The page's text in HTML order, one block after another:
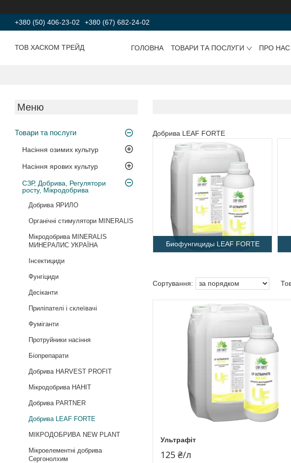
+380 (50) 406-23-02 +380 (67) 682-24-02
ТОВ ХАСКОМ ТРЕЙД ГОЛОВНА ТОВАРИ ТА ПОСЛУГИ ПРО НАС
Товари та послуги
Насіння озимих культур
Насіння ярових культур
СЗР, Добрива, Регулятори
росту, Мікродобрива
Добрива ЯРИЛО
Органічні стимулятори MINERALIS
Мікродобрива MINERALIS
МИНЕРАЛИС УКРАЇНА
Інсектициди
Фунгіциди
Десіканти
Приліпателі і склеївачі
Фуміганти
Протруйники насіння
Біопрепарати
Добрива HARVEST PROFIT
Мікродобрива HAHIT
Добрива PARTNER
Добрива LEAF FORTE
МІКРОДОБРИВА NEW PLANT
Мікроелементні добрива
Сергонолхим
Добрива LEAF FORTE
Биофунгициды LEAF FORTE
Ультрафіт
125 ₴/л